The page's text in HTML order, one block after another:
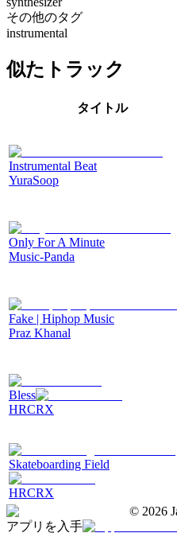
その他のタグ
instrumental
似たトラック
タイトル
Instrumental Beat
YuraSoop
Only For A Minute
Music-Panda
Fake | Hiphop Music
Praz Khanal
Bless
HRCRX
Skateboarding Field
HRCRX
© 2026
アプリを入手